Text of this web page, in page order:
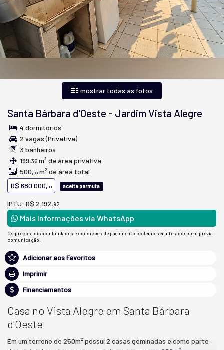
mostrar todas as fotos
Santa Bárbara d'Oeste - Jardim Vista Alegre
4 dormitórios
2 vagas (Privativa)
3 banheiros
199,35 m² de área privativa
500,00 m² de área total
R$ 680.000,00 aceita permuta
IPTU: R$ 2.192,92
Mais Informações via WhatsApp
Os preços, disponibilidades e condições de pagamento poderão ser alterados sem prévia
comunicação.
Adicionar aos Favoritos
Imprimir
Financiamentos
Casa no Vista Alegre em Santa Bárbara
d'Oeste
Em um terreno de 250m² possui 2 casas geminadas e como parte